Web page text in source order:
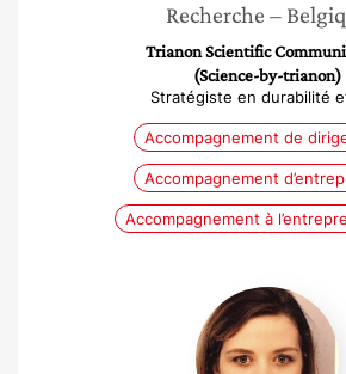
Recherche –
Trianon Scientific
(Science-by-trianon)
Stratégiste en durabilité
Accompagnement de
Accompagnement
Accompagnement à
Noëmie
Leclercq